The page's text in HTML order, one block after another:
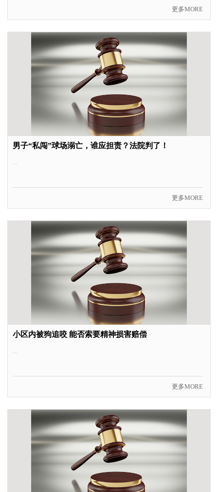
更多MORE
男子“私闯”球场溺亡，谁应担责？法院判了！
更多MORE
小区内被狗追咬 能否索要精神损害赔偿
更多MORE